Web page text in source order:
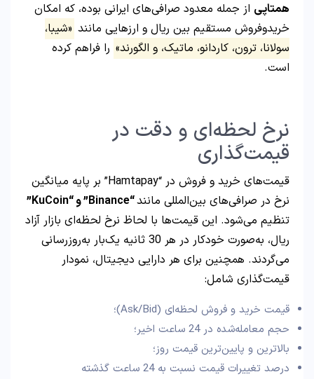
همتاپی از جمله معدود صرافی‌های ایرانی بوده، که امکان
خریدوفروش مستقیم بین ریال و ارزهایی مانند «شیبا،
سولانا، ترون، کاردانو، ماتیک، و الگورند» را فراهم کرده
است.
نرخ لحظه‌ای و دقت در
قیمت‌گذاری
قیمت‌های خرید و فروش در “Hamtapay” بر پایه میانگین
نرخ در صرافی‌های بین‌المللی مانند“Binance” و“KuCoin”
تنظیم می‌شود. این قیمت‌ها با لحاظ نرخ لحظه‌ای بازار آزاد
ریال، به‌صورت خودکار در هر 30 ثانیه یک‌بار به‌روزرسانی
می‌گردند. همچنین برای هر دارایی دیجیتال، نمودار
قیمت‌گذاری شامل:
قیمت خرید و فروش لحظه‌ای (Ask/Bid)؛
حجم معامله‌شده در 24 ساعت اخیر؛
بالاترین و پایین‌ترین قیمت روز؛
درصد تغییرات قیمت نسبت به 24 ساعت گذشته